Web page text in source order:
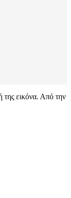
της εικόνα. Από την